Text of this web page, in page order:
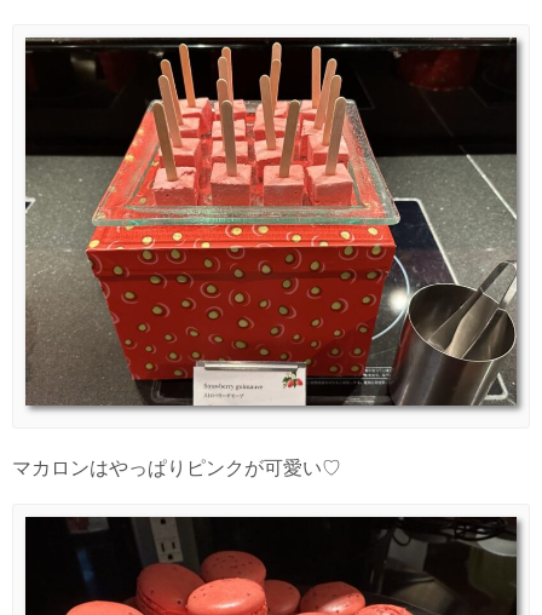
マカロンはやっぱりピンクが可愛い♡